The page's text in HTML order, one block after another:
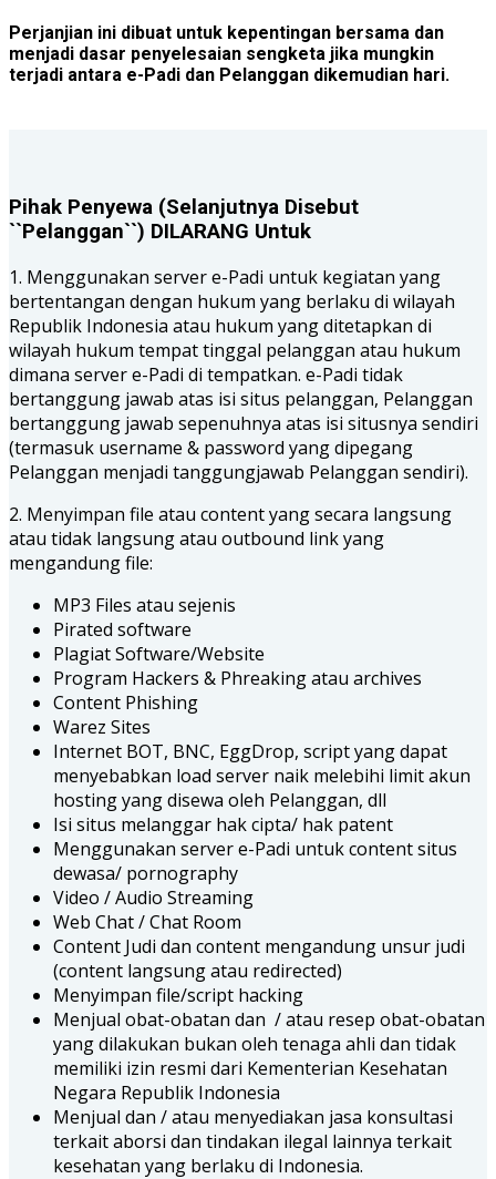
Perjanjian ini dibuat untuk kepentingan bersama dan
menjadi dasar penyelesaian sengketa jika mungkin
terjadi antara e-Padi dan Pelanggan dikemudian hari.
Pihak Penyewa (Selanjutnya Disebut
``Pelanggan``) DILARANG Untuk
1. Menggunakan server e-Padi untuk kegiatan yang
bertentangan dengan hukum yang berlaku di wilayah
Republik Indonesia atau hukum yang ditetapkan di
wilayah hukum tempat tinggal pelanggan atau hukum
dimana server e-Padi di tempatkan. e-Padi tidak
bertanggung jawab atas isi situs pelanggan, Pelanggan
bertanggung jawab sepenuhnya atas isi situsnya sendiri
(termasuk username & password yang dipegang
Pelanggan menjadi tanggungjawab Pelanggan sendiri).
2. Menyimpan file atau content yang secara langsung
atau tidak langsung atau outbound link yang
mengandung file:
MP3 Files atau sejenis
Pirated software
Plagiat Software/Website
Program Hackers & Phreaking atau archives
Content Phishing
Warez Sites
Internet BOT, BNC, EggDrop, script yang dapat
menyebabkan load server naik melebihi limit akun
hosting yang disewa oleh Pelanggan, dll
Isi situs melanggar hak cipta/ hak patent
Menggunakan server e-Padi untuk content situs
dewasa/ pornography
Video / Audio Streaming
Web Chat / Chat Room
Content Judi dan content mengandung unsur judi
(content langsung atau redirected)
Menyimpan file/script hacking
Menjual obat-obatan dan / atau resep obat-obatan
yang dilakukan bukan oleh tenaga ahli dan tidak
memiliki izin resmi dari Kementerian Kesehatan
Negara Republik Indonesia
Menjual dan / atau menyediakan jasa konsultasi
terkait aborsi dan tindakan ilegal lainnya terkait
kesehatan yang berlaku di Indonesia.